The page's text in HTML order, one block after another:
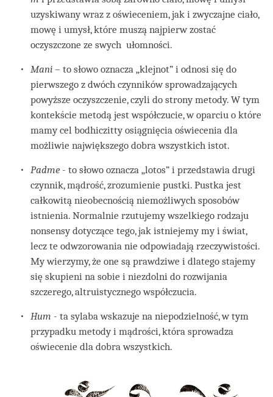
uzyskiwany wraz z oświeceniem, jak i zwyczajne ciało,
mowę i umysł, które muszą najpierw zostać
oczyszczone ze swych ułomności.
Mani – to słowo oznacza „klejnot” i odnosi się do
pierwszego z dwóch czynników sprowadzających
powyższe oczyszczenie, czyli do strony metody. W tym
kontekście metodą jest współczucie, w oparciu o które
mamy cel bodhiczitty osiągnięcia oświecenia dla
możliwie największego dobra wszystkich istot.
Padme - to słowo oznacza „lotos” i przedstawia drugi
czynnik, mądrość, zrozumienie pustki. Pustka jest
całkowitą nieobecnością niemożliwych sposobów
istnienia. Normalnie rzutujemy wszelkiego rodzaju
nonsensy dotyczące tego, jak istniejemy my i świat,
lecz te odwzorowania nie odpowiadają rzeczywistości.
My wierzymy, że one są prawdziwe i dlatego stajemy
się skupieni na sobie i niezdolni do rozwijania
szczerego, altruistycznego współczucia.
Hum - ta sylaba wskazuje na niepodzielność, w tym
przypadku metody i mądrości, która sprowadza
oświecenie dla dobra wszystkich.